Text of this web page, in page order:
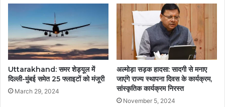
Uttarakhand: समर शेड्यूल में
दिल्ली-मुंबई समेत 25 फ्लाइटों को मंजूरी
March 29, 2024
अल्मोड़ा सड़क हादसा: सादगी से मनाए
जाएंगे राज्य स्थापना दिवस के कार्यक्रम,
सांस्कृतिक कार्यक्रम निरस्त
November 5, 2024